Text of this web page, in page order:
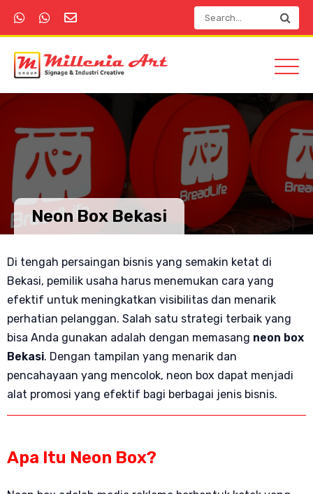
Neon Box Bekasi
Di tengah persaingan bisnis yang semakin ketat di
Bekasi, pemilik usaha harus menemukan cara yang
efektif untuk meningkatkan visibilitas dan menarik
perhatian pelanggan. Salah satu strategi terbaik yang
bisa Anda gunakan adalah dengan memasang neon box
Bekasi. Dengan tampilan yang menarik dan
pencahayaan yang mencolok, neon box dapat menjadi
alat promosi yang efektif bagi berbagai jenis bisnis.
Apa Itu Neon Box?